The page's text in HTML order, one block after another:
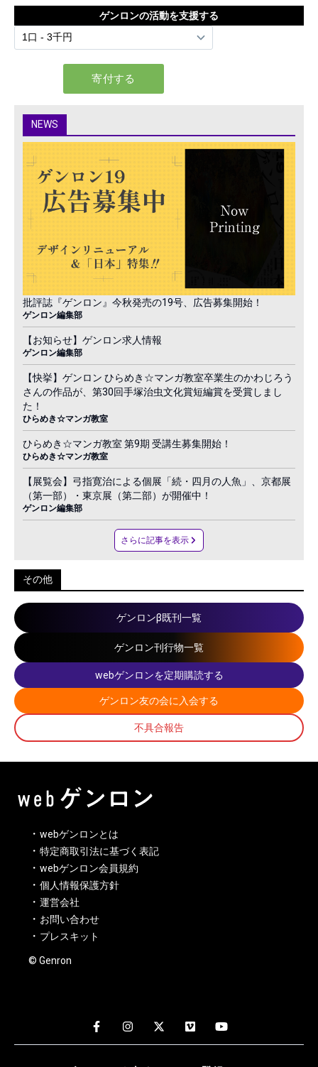
ゲンロンの活動を支援する
NEWS
批評誌『ゲンロン』今秋発売の19号、広告募集開始！
ゲンロン編集部
【お知らせ】ゲンロン求人情報
ゲンロン編集部
【快挙】ゲンロン ひらめき☆マンガ教室卒業生のかわじろう
さんの作品が、第30回手塚治虫文化賞短編賞を受賞しまし
た！
ひらめき☆マンガ教室
ひらめき☆マンガ教室 第9期 受講生募集開始！
ひらめき☆マンガ教室
【展覧会】弓指寛治による個展「続・四月の人魚」、京都展
（第一部）・東京展（第二部）が開催中！
ゲンロン編集部
さらに記事を表示
その他
ゲンロンβ既刊一覧
ゲンロン刊行物一覧
webゲンロンを定期購読する
ゲンロン友の会に入会する
不具合報告
webゲンロンとは
特定商取引法に基づく表記
webゲンロン会員規約
個人情報保護方針
運営会社
お問い合わせ
プレスキット
© Genron